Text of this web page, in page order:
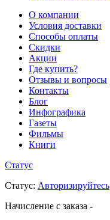
О компании
Условия доставки
Способы оплаты
Скидки
Акции
Где купить?
Отзывы и вопросы
Контакты
Блог
Инфографика
Газеты
Фильмы
Книги
Статус
Статус: Авторизируйтесь
Начисление с заказа -